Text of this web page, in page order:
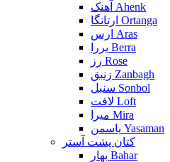
آهنک Ahenk
ارتانگا Ortanga
ارس Aras
بررا Berra
رز Rose
زنبق Zanbagh
سنبل Sonbol
لافت Loft
میرا Mira
یاسمن Yasaman
کتان پشت آستر
بهار Bahar